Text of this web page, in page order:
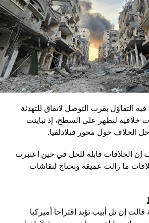
الأحواز”: يد التشدد تعصف بإيران
التفاؤل بقرب التوصل لاتفاق للتهدئة
خلافية لتظهر على السطح، إذ تباينت
حل الخلاف حول محور فيلادلفيا.
إن الخلافات قابلة للحل في حين اعتبرت
ما زالت عميقة وتحتاج لنقاشات
قالت إن تل أبيب تؤيد اقتراحا أميركيا